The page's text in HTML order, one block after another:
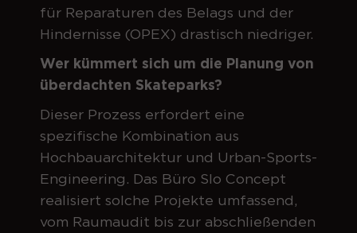
für Reparaturen des Belags und der
Hindernisse (OPEX) drastisch niedriger.
Wer kümmert sich um die Planung von
überdachten Skateparks?
Dieser Prozess erfordert eine
spezifische Kombination aus
Hochbauarchitektur und Urban-Sports-
Engineering. Das Büro Slo Concept
realisiert solche Projekte umfassend,
vom Raumaudit bis zur abschließenden